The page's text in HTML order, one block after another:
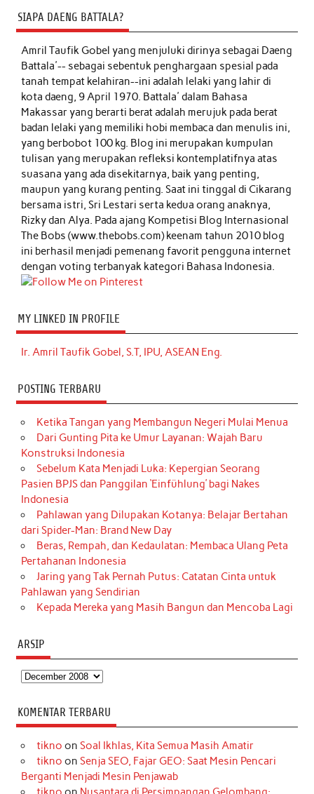
SIAPA DAENG BATTALA?
Amril Taufik Gobelyang menjuluki dirinya sebagai Daeng
Battala'-- sebagai sebentuk penghargaan spesial pada
tanah tempat kelahiran--ini adalah lelaki yang lahir di
kota daeng, 9 April 1970. Battala' dalam Bahasa
Makassar yang berarti berat adalah merujuk pada berat
badan lelaki yang memiliki hobi membaca dan menulis ini,
yang berbobot 100 kg. Blog ini merupakan kumpulan
tulisan yang merupakan refleksi kontemplatifnya atas
suasana yang ada disekitarnya, baik yang penting,
maupun yang kurang penting. Saat ini tinggal di Cikarang
bersama istri, Sri Lestari serta kedua orang anaknya,
Rizky dan Alya. Pada ajang Kompetisi Blog Internasional
The Bobs (www.thebobs.com) keenam tahun 2010 blog
ini berhasil menjadi pemenang favorit pengguna internet
dengan voting terbanyak kategori Bahasa Indonesia.
MY LINKED IN PROFILE
Ir. Amril Taufik Gobel, S.T, IPU, ASEAN Eng.
POSTING TERBARU
Ketika Tangan yang Membangun Negeri Mulai Menua
Dari Gunting Pita ke Umur Layanan: Wajah Baru
Konstruksi Indonesia
Sebelum Kata Menjadi Luka: Kepergian Seorang
Pasien BPJS dan Panggilan ‘Einfühlung’ bagi Nakes
Indonesia
Pahlawan yang Dilupakan Kotanya: Belajar Bertahan
dari Spider-Man: Brand New Day
Beras, Rempah, dan Kedaulatan: Membaca Ulang Peta
Pertahanan Indonesia
Jaring yang Tak Pernah Putus: Catatan Cinta untuk
Pahlawan yang Sendirian
Kepada Mereka yang Masih Bangun dan Mencoba Lagi
ARSIP
Arsip
KOMENTAR TERBARU
tikno on Soal Ikhlas, Kita Semua Masih Amatir
tikno on Senja SEO, Fajar GEO: Saat Mesin Pencari
Berganti Menjadi Mesin Penjawab